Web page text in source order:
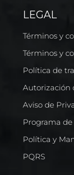
LEGAL
Términos y
Términos y
Política de
Autorización
Aviso de
Programa
Política y
PQRS